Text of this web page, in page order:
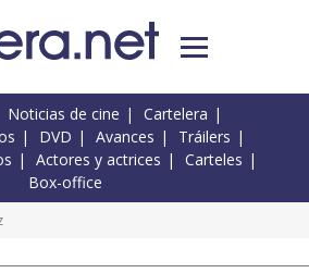
Noticias de cine
Cartelera
DVD Avances
Tráilers
Actores y actrices
Carteles
Box-office